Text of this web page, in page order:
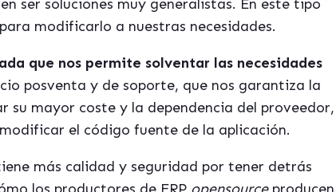
ser soluciones muy generalistas. En este tipo
modificarlo a nuestras necesidades.
que nos permite solventar las necesidades
posventa y de soporte, que nos garantiza la
su mayor coste y la dependencia del proveedor,
el código fuente de la aplicación.
más calidad y seguridad por tener detrás